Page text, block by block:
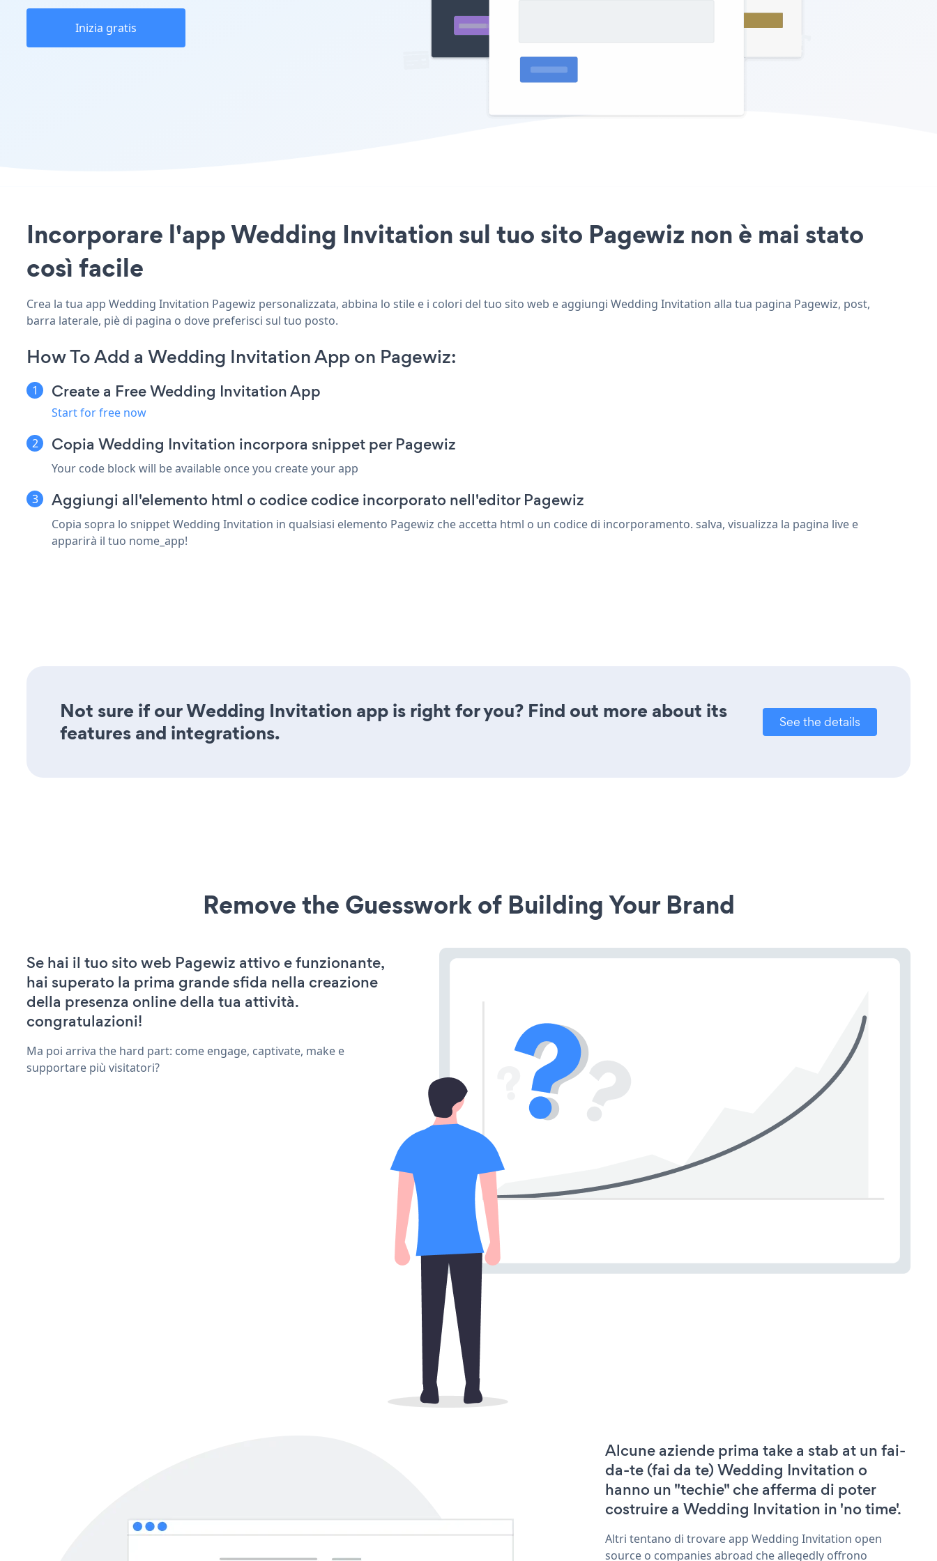
Inizia gratis
Incorporare l'app Wedding Invitation sul tuo sito Pagewiz non è mai stato
così facile
Crea la tua app Wedding Invitation Pagewiz personalizzata, abbina lo stile e i colori del tuo sito web e aggiungi Wedding Invitation alla tua pagina Pagewiz, post,
barra laterale, piè di pagina o dove preferisci sul tuo posto.
How To Add a Wedding Invitation App on Pagewiz:
Create a Free Wedding Invitation App
Start for free now
Copia Wedding Invitation incorpora snippet per Pagewiz
Your code block will be available once you create your app
Aggiungi all'elemento html o codice codice incorporato nell'editor Pagewiz
Copia sopra lo snippet Wedding Invitation in qualsiasi elemento Pagewiz che accetta html o un codice di incorporamento. salva, visualizza la pagina live e
apparirà il tuo nome_app!
Not sure if our Wedding Invitation app is right for you? Find out more about its
features and integrations.
See the details
Remove the Guesswork of Building Your Brand
Se hai il tuo sito web Pagewiz attivo e funzionante,
hai superato la prima grande sfida nella creazione
della presenza online della tua attività.
congratulazioni!
Ma poi arriva the hard part: come engage, captivate, make e
supportare più visitatori?
Alcune aziende prima take a stab at un fai-
da-te (fai da te) Wedding Invitation o
hanno un "techie" che afferma di poter
costruire a Wedding Invitation in 'no time'.
Altri tentano di trovare app Wedding Invitation open
source o companies abroad che allegedly offrono